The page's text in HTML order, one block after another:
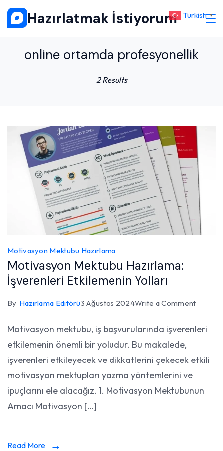
Skip
Hazırlatmak İstiyorum
online ortamda profesyonellik
2 Results
Motivasyon Mektubu Hazırlama
Motivasyon Mektubu Hazırlama:
İşverenleri Etkilemenin Yolları
By Hazırlama Editörü3 Ağustos 2024Write a Commenton
Motivasyon mektubu, iş başvurularında işverenleri
etkilemenin önemli bir yoludur. Bu makalede,
işverenleri etkileyecek ve dikkatlerini çekecek etkili
motivasyon mektupları yazma yöntemlerini ve
ipuçlarını ele alacağız. 1. Motivasyon Mektubunun
Amacı Motivasyon […]
Read More
Turkish ▼